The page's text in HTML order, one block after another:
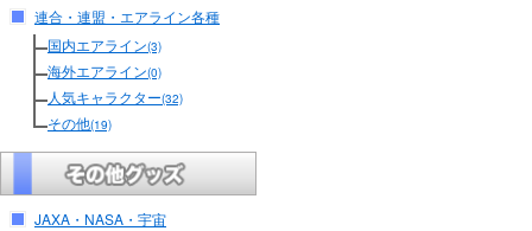
連合・連盟・エアライン各種
国内エアライン(3)
海外エアライン(0)
人気キャラクター(32)
その他(19)
JAXA・NASA・宇宙